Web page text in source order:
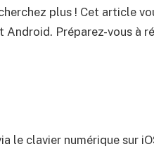
plus ! Cet article
Android. Préparez-vous à
le clavier numérique sur